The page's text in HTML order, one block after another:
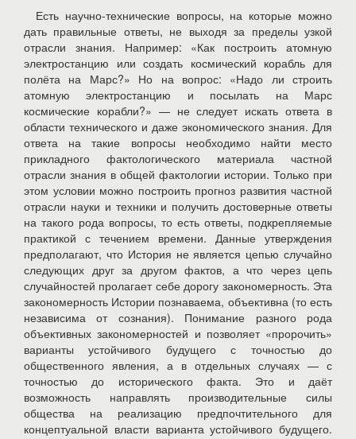
Есть научно-технические вопросы, на которые можно
дать правильные ответы, не выходя за пределы узкой
отрасли знания. Например: «Как построить атомную
электростанцию или создать космический корабль для
полёта на Марс?» Но на вопрос: «Надо ли строить
атомную электростанцию и посылать на Марс
космические корабли?» — не следует искать ответа в
области технического и даже экономического знания. Для
ответа на такие вопросы необходимо найти место
прикладного фактологического материала частной
отрасли знания в общей фактологии истории. Только при
этом условии можно построить прогноз развития частной
отрасли науки и техники и получить достоверные ответы
на такого рода вопросы, то есть ответы, подкрепляемые
практикой с течением времени. Данные утверждения
предполагают, что История не является цепью случайно
следующих друг за другом фактов, а что через цепь
случайностей пролагает себе дорогу закономерность. Эта
закономерность Истории познаваема, объективна (то есть
независима от сознания). Понимание разного рода
объективных закономерностей и позволяет «пророчить»
варианты устойчивого будущего с точностью до
общественного явления, а в отдельных случаях — с
точностью до исторического факта. Это и даёт
возможность направлять производительные силы
общества на реализацию предпочтительного для
концептуальной власти варианта устойчивого будущего.